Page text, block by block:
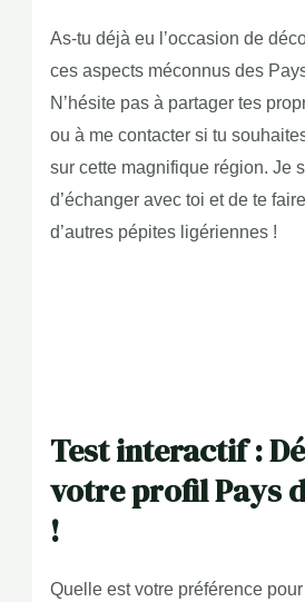
As-tu déjà eu l’occasion de
ces aspects méconnus des
N’hésite pas à partager tes
ou à me contacter si tu
sur cette magnifique région. Je
d’échanger avec toi et de te
d’autres pépites ligériennes !
Test interactif :
votre profil Pays
!
Quelle est votre préférence